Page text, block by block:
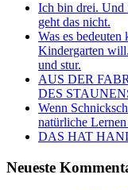
Ich bin drei. Und
geht das nicht.
Was es
Kindergarten
und stur.
AUS DER
DES
Wenn
natürliche
DAS HAT
Neueste